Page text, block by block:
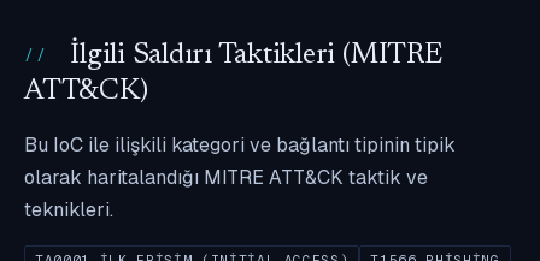
İlgili Saldırı Taktikleri (MITRE
ATT&CK)
Bu IoC ile ilişkili kategori ve bağlantı tipinin tipik
olarak haritalandığı MITRE ATT&CK taktik ve
teknikleri.